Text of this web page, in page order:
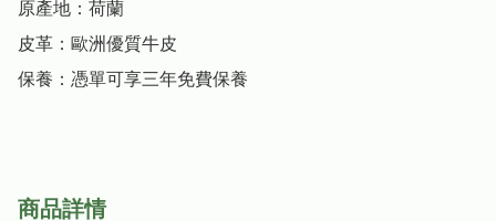
原產地：荷蘭
皮革：歐洲優質牛皮
保養：憑單可享三年免費保養
商品詳情